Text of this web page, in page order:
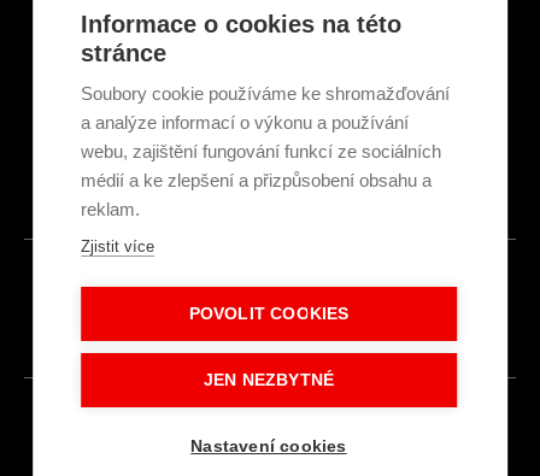
Články a novinky
GDPR & Cookies
Ekologická recyklace
Projekty EU
Intranet - Přihlášení
Přihlášení
© 2026
Informace o cookies na této
stránce
Soubory cookie používáme ke shromažďování
a analýze informací o výkonu a používání
webu, zajištění fungování funkcí ze sociálních
médií a ke zlepšení a přizpůsobení obsahu a
reklam.
Zjistit více
POVOLIT COOKIES
JEN NEZBYTNÉ
Nastavení cookies